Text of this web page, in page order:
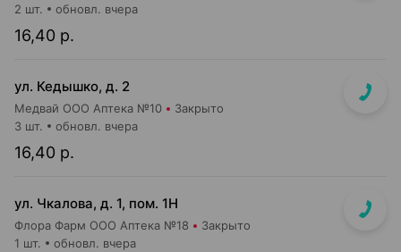
16,40 р.
2 шт. обновл. вчера
ул. Кедышко, д. 2
Медвай ООО Аптека №10 Закрыто
16,40 р.
3 шт. обновл. вчера
ул. Чкалова, д. 1, пом. 1Н
Флора Фарм ООО Аптека №18 Закрыто
1 шт. обновл. вчера